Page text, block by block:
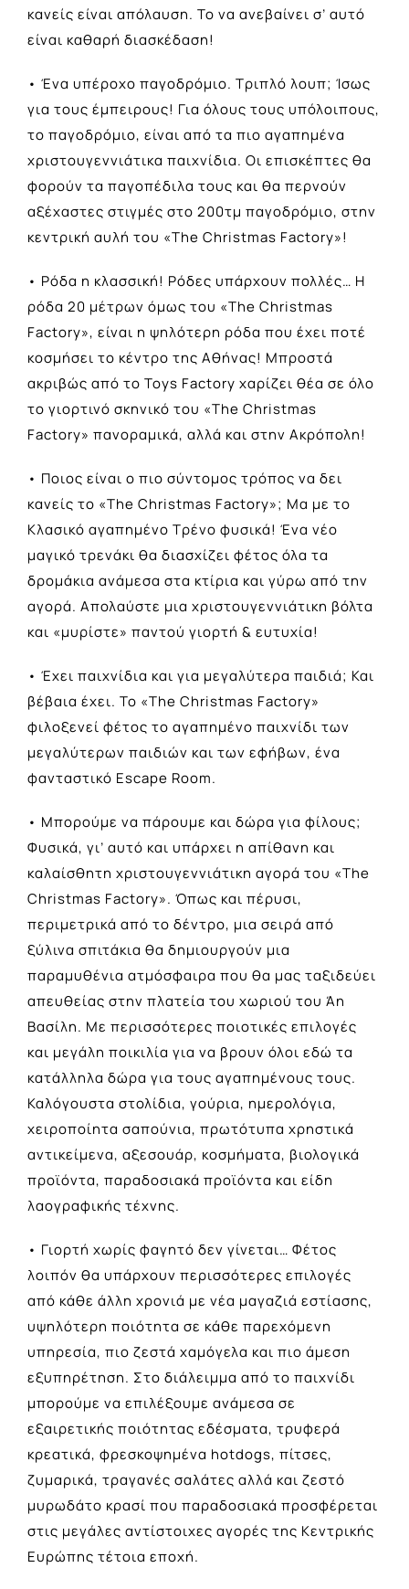
κανείς είναι απόλαυση. Το να ανεβαίνει σ’ αυτό
είναι καθαρή διασκέδαση!
• Ένα υπέροχο παγοδρόμιο. Τριπλό λουπ; Ίσως
για τους έμπειρους! Για όλους τους υπόλοιπους,
το παγοδρόμιο, είναι από τα πιο αγαπημένα
χριστουγεννιάτικα παιχνίδια. Οι επισκέπτες θα
φορούν τα παγοπέδιλα τους και θα περνούν
αξέχαστες στιγμές στο 200τμ παγοδρόμιο, στην
κεντρική αυλή του «Τhe Christmas Factory»!
• Ρόδα η κλασσική! Ρόδες υπάρχουν πολλές… Η
ρόδα 20 μέτρων όμως του «The Christmas
Factory», είναι η ψηλότερη ρόδα που έχει ποτέ
κοσμήσει το κέντρο της Αθήνας! Μπροστά
ακριβώς από το Toys Factory χαρίζει θέα σε όλο
το γιορτινό σκηνικό του «The Christmas
Factory» πανοραμικά, αλλά και στην Ακρόπολη!
• Ποιος είναι ο πιο σύντομος τρόπος να δει
κανείς το «The Christmas Factory»; Μα με το
Κλασικό αγαπημένο Τρένο φυσικά! Ένα νέο
μαγικό τρενάκι θα διασχίζει φέτος όλα τα
δρομάκια ανάμεσα στα κτίρια και γύρω από την
αγορά. Απολαύστε μια χριστουγεννιάτικη βόλτα
και «μυρίστε» παντού γιορτή & ευτυχία!
• Έχει παιχνίδια και για μεγαλύτερα παιδιά; Και
βέβαια έχει. Το «The Christmas Factory»
φιλοξενεί φέτος το αγαπημένο παιχνίδι των
μεγαλύτερων παιδιών και των εφήβων, ένα
φανταστικό Εscape Room.
• Μπορούμε να πάρουμε και δώρα για φίλους;
Φυσικά, γι’ αυτό και υπάρχει η απίθανη και
καλαίσθητη χριστουγεννιάτικη αγορά του «The
Christmas Factory». Όπως και πέρυσι,
περιμετρικά από το δέντρο, μια σειρά από
ξύλινα σπιτάκια θα δημιουργούν μια
παραμυθένια ατμόσφαιρα που θα μας ταξιδεύει
απευθείας στην πλατεία του χωριού του Άη
Βασίλη. Με περισσότερες ποιοτικές επιλογές
και μεγάλη ποικιλία για να βρουν όλοι εδώ τα
κατάλληλα δώρα για τους αγαπημένους τους.
Καλόγουστα στολίδια, γούρια, ημερολόγια,
χειροποίητα σαπούνια, πρωτότυπα χρηστικά
αντικείμενα, αξεσουάρ, κοσμήματα, βιολογικά
προϊόντα, παραδοσιακά προϊόντα και είδη
λαογραφικής τέχνης.
• Γιορτή χωρίς φαγητό δεν γίνεται… Φέτος
λοιπόν θα υπάρχουν περισσότερες επιλογές
από κάθε άλλη χρονιά με νέα μαγαζιά εστίασης,
υψηλότερη ποιότητα σε κάθε παρεχόμενη
υπηρεσία, πιο ζεστά χαμόγελα και πιο άμεση
εξυπηρέτηση. Στο διάλειμμα από το παιχνίδι
μπορούμε να επιλέξουμε ανάμεσα σε
εξαιρετικής ποιότητας εδέσματα, τρυφερά
κρεατικά, φρεσκοψημένα hotdogs, πίτσες,
ζυμαρικά, τραγανές σαλάτες αλλά και ζεστό
μυρωδάτο κρασί που παραδοσιακά προσφέρεται
στις μεγάλες αντίστοιχες αγορές της Κεντρικής
Ευρώπης τέτοια εποχή.